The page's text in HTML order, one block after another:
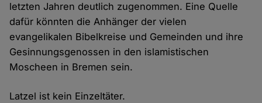
letzten Jahren deutlich zugenommen. Eine Quelle
dafür könnten die Anhänger der vielen
evangelikalen Bibelkreise und Gemeinden und ihre
Gesinnungsgenossen in den islamistischen
Moscheen in Bremen sein.
Latzel ist kein Einzeltäter.